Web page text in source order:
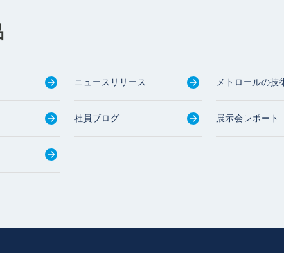
ニュースリリース メトロールの技
社員ブログ 展示会レポート